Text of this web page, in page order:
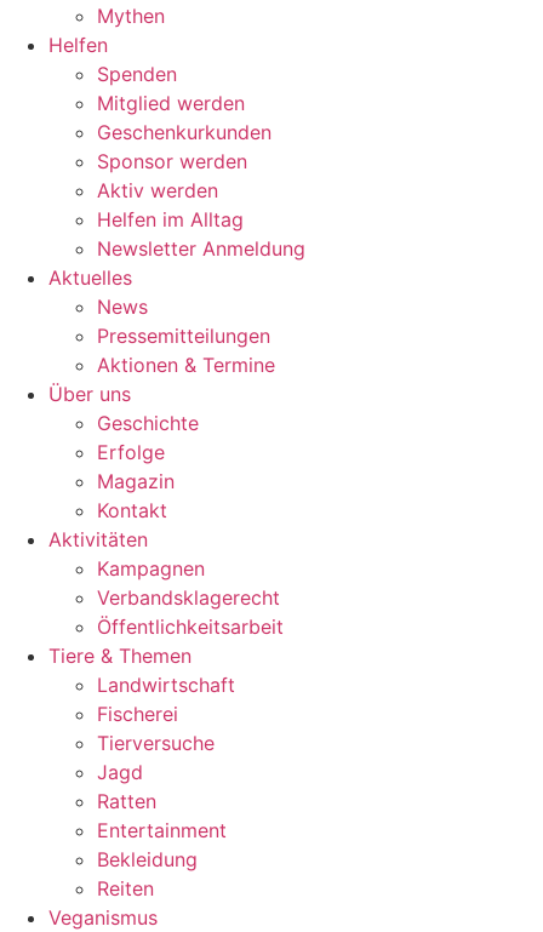
Mythen
Helfen
Spenden
Mitglied werden
Geschenkurkunden
Sponsor werden
Aktiv werden
Helfen im Alltag
Newsletter Anmeldung
Aktuelles
News
Pressemitteilungen
Aktionen & Termine
Über uns
Geschichte
Erfolge
Magazin
Kontakt
Aktivitäten
Kampagnen
Verbandsklagerecht
Öffentlichkeitsarbeit
Tiere & Themen
Landwirtschaft
Fischerei
Tierversuche
Jagd
Ratten
Entertainment
Bekleidung
Reiten
Veganismus